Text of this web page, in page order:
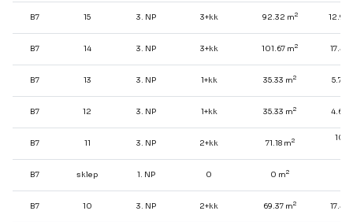
B7 15 3. NP 3+kk 92.32 m2 12.96
B7 14 3. NP 3+kk 101.67 m2 17.47
B7 13 3. NP 1+kk 35.33 m2 5.74
B7 12 3. NP 1+kk 35.33 m2 4.66
B7 11 3. NP 2+kk 71.18 m2
B7 sklep 1. NP 0 0 m2
B7 10 3. NP 2+kk 69.37 m2 17.47